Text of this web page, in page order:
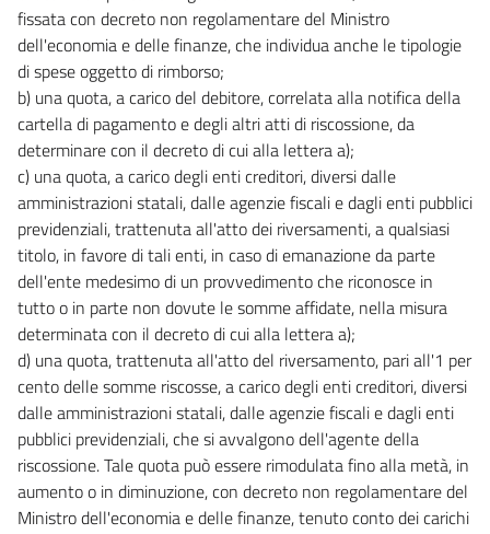
fissata con decreto non regolamentare del Ministro
dell'economia e delle finanze, che individua anche le tipologie
di spese oggetto di rimborso;
b) una quota, a carico del debitore, correlata alla notifica della
cartella di pagamento e degli altri atti di riscossione, da
determinare con il decreto di cui alla lettera a);
c) una quota, a carico degli enti creditori, diversi dalle
amministrazioni statali, dalle agenzie fiscali e dagli enti pubblici
previdenziali, trattenuta all'atto dei riversamenti, a qualsiasi
titolo, in favore di tali enti, in caso di emanazione da parte
dell'ente medesimo di un provvedimento che riconosce in
tutto o in parte non dovute le somme affidate, nella misura
determinata con il decreto di cui alla lettera a);
d) una quota, trattenuta all'atto del riversamento, pari all'1 per
cento delle somme riscosse, a carico degli enti creditori, diversi
dalle amministrazioni statali, dalle agenzie fiscali e dagli enti
pubblici previdenziali, che si avvalgono dell'agente della
riscossione. Tale quota può essere rimodulata fino alla metà, in
aumento o in diminuzione, con decreto non regolamentare del
Ministro dell'economia e delle finanze, tenuto conto dei carichi